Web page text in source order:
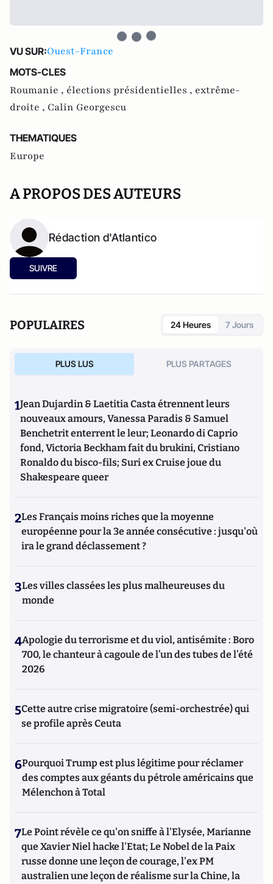
VU SUR:Ouest-France
MOTS-CLES
Roumanie , élections présidentielles , extrême-
droite , Calin Georgescu
THEMATIQUES
Europe
A PROPOS DES AUTEURS
Rédaction d'Atlantico
SUIVRE
POPULAIRES 24 Heures 7 Jours
PLUS LUS PLUS PARTAGES
1Jean Dujardin & Laetitia Casta étrennent leurs
nouveaux amours, Vanessa Paradis & Samuel
Benchetrit enterrent le leur; Leonardo di Caprio
fond, Victoria Beckham fait du brukini, Cristiano
Ronaldo du bisco-fils; Suri ex Cruise joue du
Shakespeare queer
2Les Français moins riches que la moyenne
européenne pour la 3e année consécutive : jusqu'où
ira le grand déclassement ?
3Les villes classées les plus malheureuses du
monde
4Apologie du terrorisme et du viol, antisémite : Boro
700, le chanteur à cagoule de l’un des tubes de l’été
2026
5Cette autre crise migratoire (semi-orchestrée) qui
se profile après Ceuta
6Pourquoi Trump est plus légitime pour réclamer
des comptes aux géants du pétrole américains que
Mélenchon à Total
7Le Point révèle ce qu'on sniffe à l'Elysée, Marianne
que Xavier Niel hacke l'Etat; Le Nobel de la Paix
russe donne une leçon de courage, l'ex PM
australien une leçon de réalisme sur la Chine, la